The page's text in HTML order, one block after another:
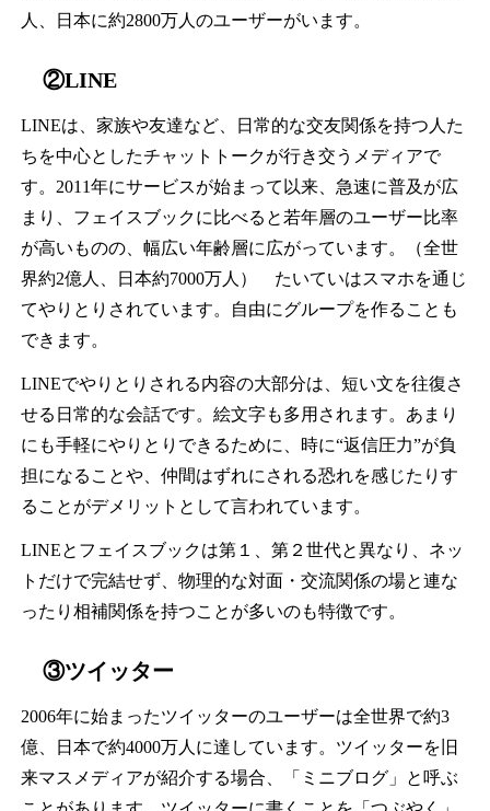
人、日本に約2800万人のユーザーがいます。
②LINE
LINEは、家族や友達など、日常的な交友関係を持つ人た
ちを中心としたチャットトークが行き交うメディアで
す。2011年にサービスが始まって以来、急速に普及が広
まり、フェイスブックに比べると若年層のユーザー比率
が高いものの、幅広い年齢層に広がっています。（全世
界約2億人、日本約7000万人） たいていはスマホを通じ
てやりとりされています。自由にグループを作ることも
できます。
LINEでやりとりされる内容の大部分は、短い文を往復さ
せる日常的な会話です。絵文字も多用されます。あまり
にも手軽にやりとりできるために、時に“返信圧力”が負
担になることや、仲間はずれにされる恐れを感じたりす
ることがデメリットとして言われています。
LINEとフェイスブックは第１、第２世代と異なり、ネッ
トだけで完結せず、物理的な対面・交流関係の場と連な
ったり相補関係を持つことが多いのも特徴です。
③ツイッター
2006年に始まったツイッターのユーザーは全世界で約3
億、日本で約4000万人に達しています。ツイッターを旧
来マスメディアが紹介する場合、「ミニブログ」と呼ぶ